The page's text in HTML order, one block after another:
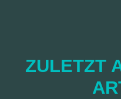
ZULETZT